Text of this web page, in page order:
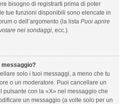
bisogno di registrarti prima di poter
tue funzioni disponibili sono elencate in
o dell’argomento (la lista Puoi aprire
nei sondaggi, ecc.).
messaggio?
solo i tuoi messaggi, a meno che tu
o un moderatore. Puoi cancellare un
pulsante con la «X» nel messaggio che
un messaggio (a volte solo per un